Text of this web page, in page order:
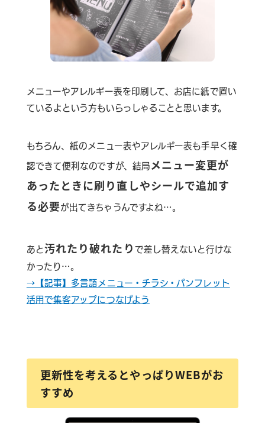
メニューやアレルギー表を印刷して、お店に紙で置い
ているよという方もいらっしゃることと思います。
もちろん、紙のメニュー表やアレルギー表も手早く確
認できて便利なのですが、結局 メニュー変更が
あったときに刷り直しやシールで追加す
る必要が出てきちゃうんですよね…。
あと 汚れたり破れたり で差し替えないと行けな
かったり…。
→【記事】多言語メニュー・チラシ・パンフレット
活用で集客アップにつなげよう
更新性を考えるとやっぱりWEBがお
すすめ